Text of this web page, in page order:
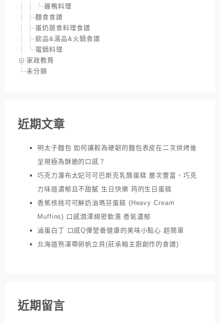
雞鴨料理
麵食食譜
蛋奶蔬食料理食譜
飲品&湯品&火鍋食譜
電鍋料理
家政教育
未分類
近期文章
明太子麵包 如何讓較為硬韌的麵包表皮在二次烘烤後
呈現極為酥脆的口感？
巧克力瀑布太妃可可巴斯克乳酪蛋糕 層次豐富、巧克
力味道濃郁且不甜膩 生日快樂 筠的生日蛋糕
香蕉核桃可可鮮奶油瑪芬蛋糕 (Heavy Cream
Muffins) 口感潤澤綿密軟濡 香氣濃郁
滷蛋白丁 口感Q彈營養健康的美味小點心 超簡單
北海道熟凍帶卵帆立貝(莊承翰主廚創作的食譜)
近期留言